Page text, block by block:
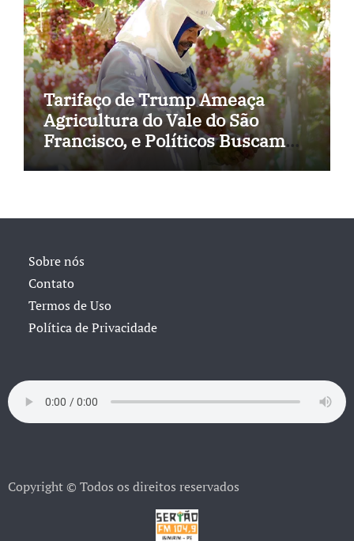
Tarifaço de Trump Ameaça
Agricultura do Vale do São
Francisco, e Políticos Buscam
Soluções
Sobre nós
Contato
Termos de Uso
Política de Privacidade
Copyright © Todos os direitos reservados